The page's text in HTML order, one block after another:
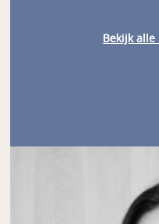
Bekijk